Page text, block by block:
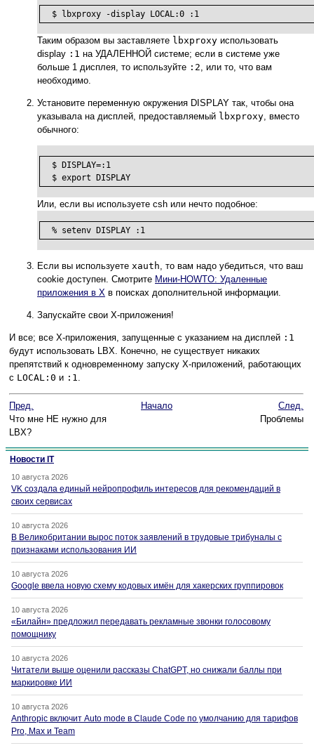
  $ lbxproxy -display LOCAL:0 :1
Таким образом вы заставляете lbxproxy использовать
display :1 на УДАЛЕННОЙ системе; если в системе уже
больше 1 дисплея, то используйте :2 , или то, что вам
необходимо.
Установите переменную окружения DISPLAY так, чтобы она
указывала на дисплей, предоставляемый lbxproxy , вместо
обычного:
  $ DISPLAY=:1
  $ export DISPLAY
Или, если вы используете csh или нечто подобное:
  % setenv DISPLAY :1
Если вы используете xauth , то вам надо убедиться, что ваш
cookie доступен. Смотрите Мини-HOWTO: Удаленные
приложения в X в поисках дополнительной информации.
Запускайте свои X-приложения!
И все; все X-приложения, запущенные с указанием на дисплей :1
будут использовать LBX. Конечно, не существует никаких
препятствий к одновременному запуску X-приложений, работающих
с LOCAL:0 и :1
Пред. Начало
След.
Что мне НЕ нужно для
LBX?
Проблемы
Новости IT
10 августа 2026
VK создала единый нейропрофиль интересов для рекомендаций в
своих сервисах
10 августа 2026
В Великобритании вырос поток заявлений в трудовые трибуналы с
признаками использования ИИ
10 августа 2026
Google ввела новую схему кодовых имён для хакерских группировок
10 августа 2026
«Билайн» предложил передавать рекламные звонки голосовому
помощнику
10 августа 2026
Читатели выше оценили рассказы ChatGPT, но снижали баллы при
маркировке ИИ
10 августа 2026
Anthropic включит Auto mode в Claude Code по умолчанию для тарифов
Pro, Max и Team